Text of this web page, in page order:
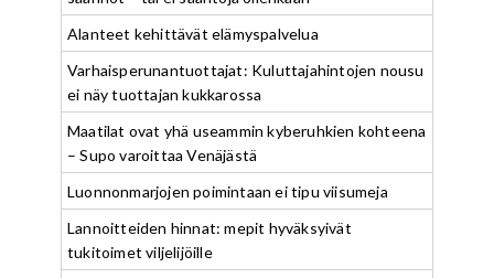
Alanteet kehittävät elämyspalvelua
Varhaisperunantuottajat: Kuluttajahintojen nousu
ei näy tuottajan kukkarossa
Maatilat ovat yhä useammin kyberuhkien kohteena
– Supo varoittaa Venäjästä
Luonnonmarjojen poimintaan ei tipu viisumeja
Lannoitteiden hinnat: mepit hyväksyivät
tukitoimet viljelijöille